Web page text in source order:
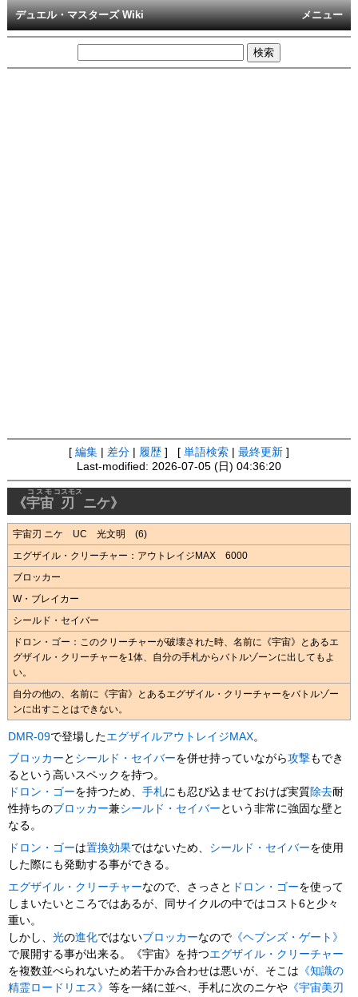
メニュー
デュエル・マスターズ Wiki
[ 編集 差分 履歴 ] [ 単語検索 最終更新 ]
Last-modified: 2026-07-05 (日) 04:36:20
《宇宙
コスモ
刃
コスモス
ニケ》
宇宙刃 ニケ UC 光文明 (6)
エグザイル・クリーチャー：アウトレイジMAX 6000
ブロッカー
W・ブレイカー
シールド・セイバー
ドロン・ゴー：このクリーチャーが破壊された時、名前に《宇宙》とあるエ
グザイル・クリーチャーを1体、自分の手札からバトルゾーンに出してもよ
い。
自分の他の、名前に《宇宙》とあるエグザイル・クリーチャーをバトルゾー
ンに出すことはできない。
DMR-09で登場したエグザイルアウトレイジMAX。
ブロッカー と シールド・セイバーを併せ持っていながら攻撃もでき
るという高いスペックを持つ。
ドロン・ゴーを持つため、手札にも忍び込ませておけば実質除去耐
性持ちのブロッカー兼シールド・セイバー という非常に強固な壁と
なる。
ドロン・ゴーは置換効果ではないため、 シールド・セイバーを使用
した際にも発動する事ができる。
エグザイル・クリーチャーなので、さっさと ドロン・ゴーを使って
しまいたいところではあるが、同サイクルの中ではコスト6と少々
重い。
しかし、光の進化ではないブロッカーなので 《ヘブンズ・ゲート》
で展開する事が出来る。《宇宙》を持つエグザイル・クリーチャー
を複数並べられないため若干かみ合わせは悪いが、そこは 《知識の
精霊ロードリエス》等を一緒に並べ、手札に次のニケや 《宇宙美刃